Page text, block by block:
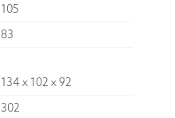
105
83
134 x 102 x 92
302